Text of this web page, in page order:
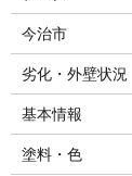
今治市
劣化・外壁状況
基本情報
塗料・色